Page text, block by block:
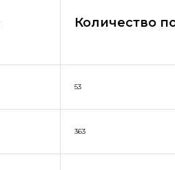
Количество
53
363